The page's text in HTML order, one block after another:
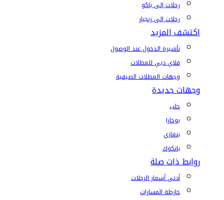
رحلات إلى باكو
رحلات إلى زنجبار
اكتشف المزيد
تأشيرة الدخول عند الوصول
فلاي دبي للعطلات
وجهات العطلات الصيفية
وجهات جديدة
حلب
بوخارا
بنغازي
بانكوك
روابط ذات صلة
أدنى أسعار الرحلات
خارطة المسارات